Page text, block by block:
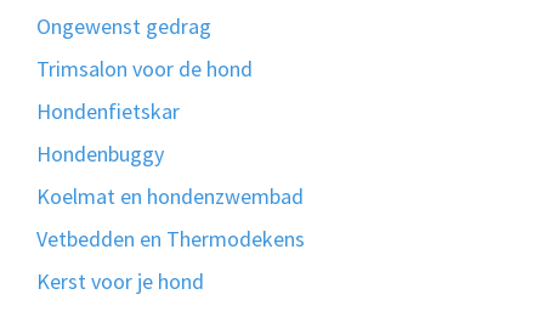
Ongewenst gedrag
Trimsalon voor de hond
Hondenfietskar
Hondenbuggy
Koelmat en hondenzwembad
Vetbedden en Thermodekens
Kerst voor je hond